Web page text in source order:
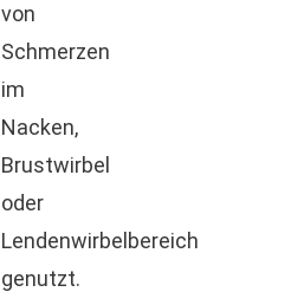
von
Schmerzen
im
Nacken,
Brustwirbel
oder
Lendenwirbelbereich
genutzt.